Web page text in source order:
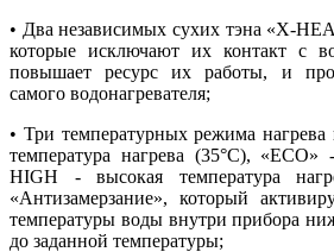
• Два независимых сухих тэна «X-
которые исключают их контакт с
повышает ресурс их работы, и
самого водонагревателя;
• Три температурных режима
температура нагрева (35°C),
HIGH - высокая температура
«Антизамерзание», который
температуры воды внутри прибора
до заданной температуры;